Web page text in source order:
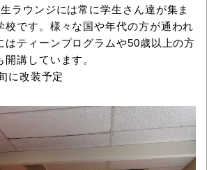
ラウンジには常に学生さん達が集ま
校です。様々な国や年代の方が通われ
はティーンプログラムや50歳以上の方
講しています。
に改装予定